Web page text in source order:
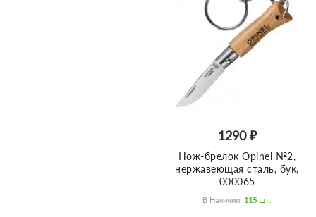
1290 ₽
Нож-брелок Opinel №2,
нержавеющая сталь, бук,
000065
В Наличии: 115 Шт.